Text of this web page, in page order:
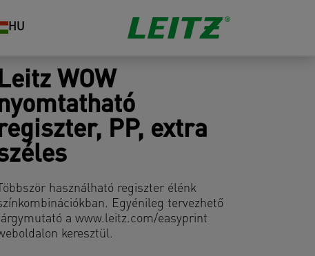
HU
WOW
PP, extra
Többször használható regiszter élénk
Egyénileg tervezhető
a www.leitz.com/easyprint
keresztül.